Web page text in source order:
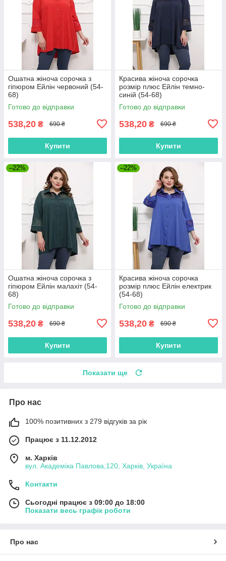
Ошатна жіноча сорочка з
гіпюром Ейлін червоний (54-
68)
Готово до відправки
538,20 ₴ 690 ₴
Купити
Красива жіноча сорочка
розмір плюс Ейлін темно-
синій (54-68)
Готово до відправки
538,20 ₴ 690 ₴
Купити
–22%
Ошатна жіноча сорочка з
гіпюром Ейлін малахіт (54-
68)
Готово до відправки
538,20 ₴ 690 ₴
Купити
–22%
Красива жіноча сорочка
розмір плюс Ейлін електрик
(54-68)
Готово до відправки
538,20 ₴ 690 ₴
Купити
Показати ще
Про нас
100% позитивних з 279 відгуків за рік
Працює з 11.12.2012
м. Харків
вул. Академіка Павлова,120, Харків, Україна
Контакти
Сьогодні працює з 09:00 до 18:00
Показати весь графік роботи
Про нас